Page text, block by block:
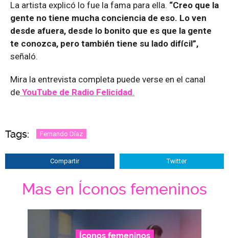
La artista explicó lo fue la fama para ella. “Creo que la
gente no tiene mucha conciencia de eso. Lo ven
desde afuera, desde lo bonito que es que la gente
te conozca, pero también tiene su lado difícil”,
señaló.
Mira la entrevista completa puede verse en el canal
de YouTube de Radio Felicidad.
Tags: Fernando Díaz
Compartir Twitter
Mas en Íconos femeninos
Íconos femeninos